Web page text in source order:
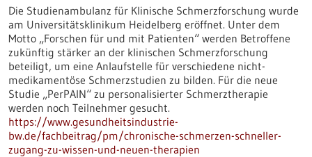
Die Studienambulanz für Klinische Schmerzforschung wurde
am Universitätsklinikum Heidelberg eröffnet. Unter dem
Motto „Forschen für und mit Patienten“ werden Betroffene
zukünftig stärker an der klinischen Schmerzforschung
beteiligt, um eine Anlaufstelle für verschiedene nicht-
medikamentöse Schmerzstudien zu bilden. Für die neue
Studie „PerPAIN“ zu personalisierter Schmerztherapie
werden noch Teilnehmer gesucht.
https://www.gesundheitsindustrie-
bw.de/fachbeitrag/pm/chronische-schmerzen-schneller-
zugang-zu-wissen-und-neuen-therapien